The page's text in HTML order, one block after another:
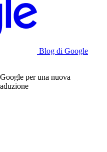
Blog di Google
per una nuova